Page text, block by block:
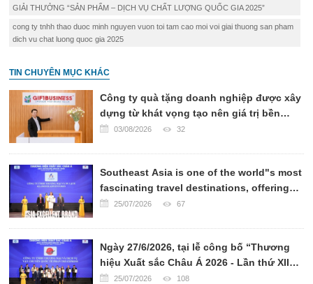
GIẢI THƯỞNG “SẢN PHẨM – DỊCH VỤ CHẤT LƯỢNG QUỐC GIA 2025”
cong ty tnhh thao duoc minh nguyen vuon toi tam cao moi voi giai thuong san pham
dich vu chat luong quoc gia 2025
TIN CHUYÊN MỤC KHÁC
Công ty quà tặng doanh nghiệp được xây
dựng từ khát vọng tạo nên giá trị bền
vững03/08/2026 32
Southeast Asia is one of the world"s most
fascinating travel destinations, offering
breathtaking landscapes, rich cultural
25/07/2026 67
Ngày 27/6/2026, tại lễ công bố “Thương
hiệu Xuất sắc Châu Á 2026 - Lần thứ XII”,
CÔNG TY VẬN CHUYỂN QUỐC TẾ PHAN
25/07/2026 108